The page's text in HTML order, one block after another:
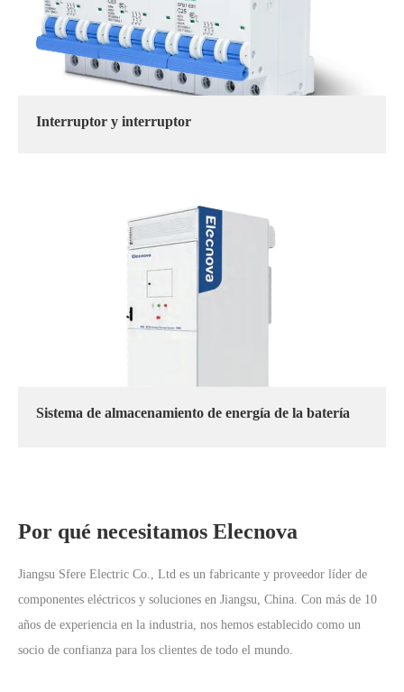
Interruptor y interruptor
Sistema de almacenamiento de energía de la batería
Por qué necesitamos Elecnova
Jiangsu Sfere Electric Co., Ltd es un fabricante y proveedor líder de
componentes eléctricos y soluciones en Jiangsu, China. Con más de 10
años de experiencia en la industria, nos hemos establecido como un
socio de confianza para los clientes de todo el mundo.